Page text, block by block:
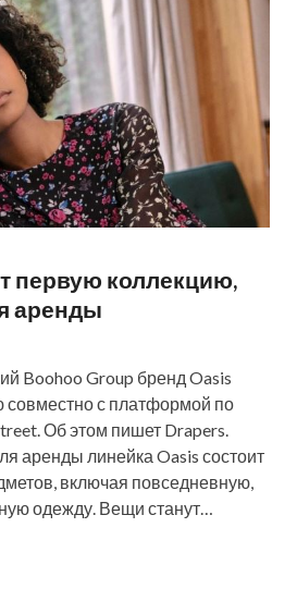
первую коллекцию,
аренды
Boohoo Group бренд Oasis
совместно с платформой по
Об этом пишет Drapers.
аренды линейка Oasis состоит
включая повседневную,
одежду. Вещи станут…